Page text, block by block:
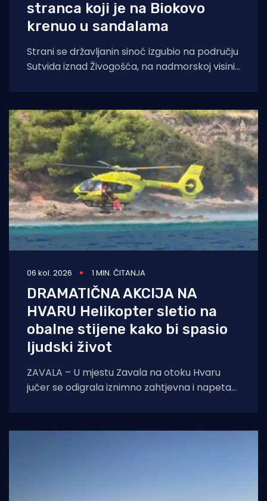
stranca koji je na Biokovo
krenuo u sandalama
Strani se državljanin sinoć izgubio na području
Sutvida iznad Živogošća, na nadmorskoj visini
06 kol. 2026 1 MIN. ČITANJA
DRAMATIČNA AKCIJA NA
HVARU Helikopter sletio na
obalne stijene kako bi spasio
ljudski život
ZAVALA – U mjestu Zavala na otoku Hvaru
jučer se odigrala iznimno zahtjevna i napeta